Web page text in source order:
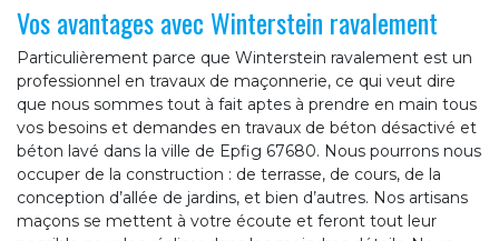
Vos avantages avec Winterstein ravalement
Particulièrement parce que Winterstein ravalement est un
professionnel en travaux de maçonnerie, ce qui veut dire
que nous sommes tout à fait aptes à prendre en main tous
vos besoins et demandes en travaux de béton désactivé et
béton lavé dans la ville de Epfig 67680. Nous pourrons nous
occuper de la construction : de terrasse, de cours, de la
conception d’allée de jardins, et bien d’autres. Nos artisans
maçons se mettent à votre écoute et feront tout leur